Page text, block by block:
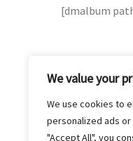
We value your
We use cookies to
personalized ads
"Accept All", you
[dmalbum